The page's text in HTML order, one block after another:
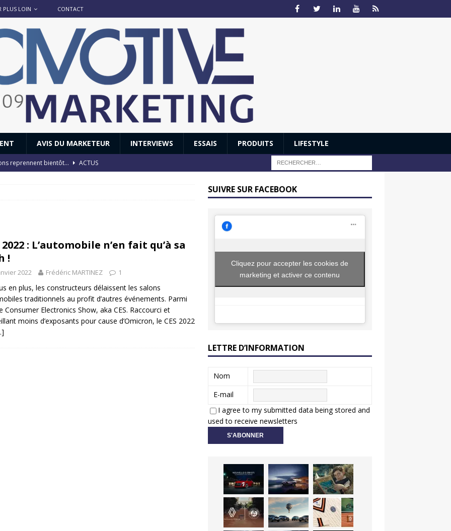
PLUS LOIN CONTACT
AVIS DU MARKETEUR INTERVIEWS ESSAIS PRODUITS LIFESTYLE
reprennent bientôt…
ACTUS
: Honda dévoile un spot publicitaire… confiné! ACTUS
2022 : L’automobile n’en fait qu’à sa
!
2022 Frédéric MARTINEZ 1
en plus, les constructeurs délaissent les salons
traditionnels au profit d’autres événements. Parmi
Consumer Electronics Show, aka CES. Raccourci et
moins d’exposants pour cause d’Omicron, le CES 2022
SUIVRE SUR FACEBOOK
Cliquez pour accepter les cookies de
marketing et activer ce contenu
LETTRE D’INFORMATION
Nom
E-mail
I agree to my submitted data being stored and
used to receive newsletters